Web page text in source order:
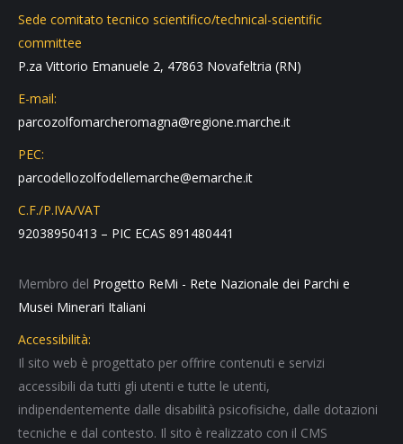
Sede comitato tecnico scientifico/technical-scientific
committee
P.za Vittorio Emanuele 2, 47863 Novafeltria (RN)
E-mail:
parcozolfomarcheromagna@regione.marche.it
PEC:
parcodellozolfodellemarche@emarche.it
C.F./P.IVA/VAT
92038950413 – PIC ECAS 891480441
Membro del Progetto ReMi - Rete Nazionale dei Parchi e
Musei Minerari Italiani
Accessibilità:
Il sito web è progettato per offrire contenuti e servizi
accessibili da tutti gli utenti e tutte le utenti,
indipendentemente dalle disabilità psicofisiche, dalle dotazioni
tecniche e dal contesto. Il sito è realizzato con il CMS